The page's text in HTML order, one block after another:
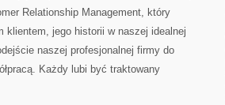
Relationship Management, który
jego historii w naszej idealnej
naszej profesjonalnej firmy do
Każdy lubi być traktowany